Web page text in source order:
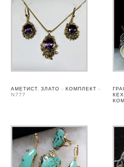
АМЕТИСТ, ЗЛАТО – КОМПЛЕКТ –
N777